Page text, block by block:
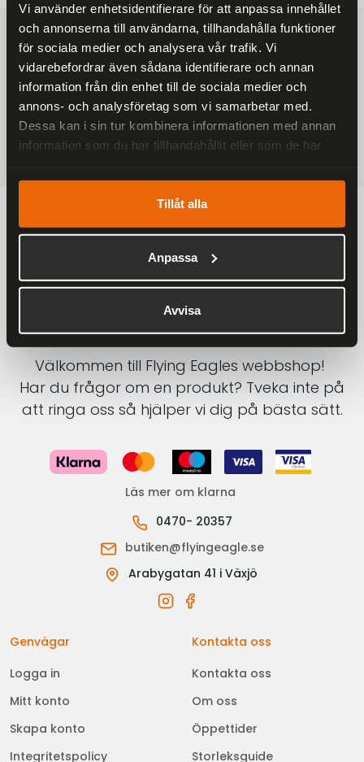
Vi använder enhetsidentifierare för att anpassa innehållet
och annonserna till användarna, tillhandahålla funktioner
för sociala medier och analysera vår trafik. Vi
vidarebefordrar även sådana identifierare och annan
information från din enhet till de sociala medier och
annons- och analysföretag som vi samarbetar med.
Dessa kan i sin tur kombinera informationen med annan
information som du har tillhandahållit eller som de har
Tillåt alla
Anpassa
Avvisa
FRAKTFRITT
På alla ordrar över 2000 kr
1-3 DAGAR LEVERANS
Inom Sverige med DHL
SÄKRA BETALNINGAR
Betalkort, Klarna eller Swish
Välkommen till Flying Eagles webbshop!
Har du frågor om en produkt? Tveka inte på
att ringa oss så hjälper vi dig på bästa sätt.
Läs mer om klarna
0470- 20357
butiken@flyingeagle.se
Arabygatan 41 i Växjö
Genvägar
Logga in
Mitt konto
Skapa konto
Integritetspolicy
Kontakta oss
Kontakta oss
Om oss
Öppettider
Storleksguide